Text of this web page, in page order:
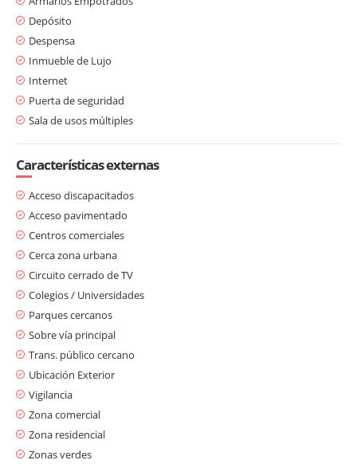
Depósito
Despensa
Inmueble de Lujo
Internet
Puerta de seguridad
Sala de usos múltiples
Características externas
Acceso discapacitados
Acceso pavimentado
Centros comerciales
Cerca zona urbana
Circuito cerrado de TV
Colegios / Universidades
Parques cercanos
Sobre vía principal
Trans. público cercano
Ubicación Exterior
Vigilancia
Zona comercial
Zona residencial
Zonas verdes